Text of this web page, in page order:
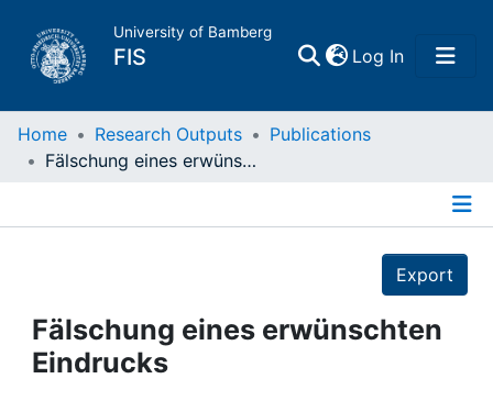
University of Bamberg
FIS Log In(current)
Home
Projects
People
Home Research Outputs
Publications
Fälschung eines erwünschten Eindrucks
Export
Fälschung eines erwünschten
Eindrucks